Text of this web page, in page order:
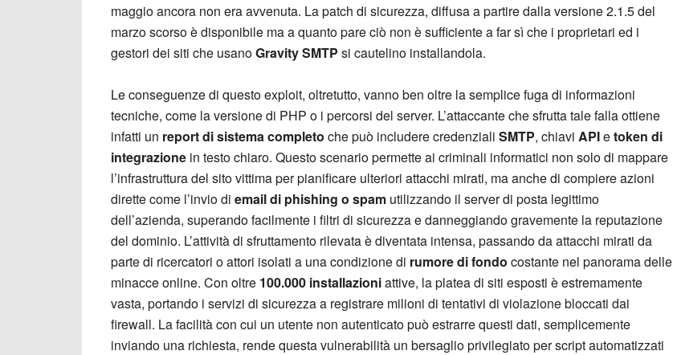
maggio ancora non era avvenuta. La patch di sicurezza, diffusa a partire dalla versione 2.1.5 del
marzo scorso è disponibile ma a quanto pare ciò non è sufficiente a far sì che i proprietari ed i
gestori dei siti che usanoGravity SMTP si cautelino installandola.
Le conseguenze di questo exploit, oltretutto, vanno ben oltre la semplice fuga di informazioni
tecniche, come la versione di PHP o i percorsi del server. L’attaccante che sfrutta tale falla ottiene
infatti un report di sistema completo che può includere credenziali SMTP, chiavi APIetoken di
integrazione in testo chiaro. Questo scenario permette ai criminali informatici non solo di mappare
l’infrastruttura del sito vittima per pianificare ulteriori attacchi mirati, ma anche di compiere azioni
dirette come l’invio di email di phishing o spam utilizzando il server di posta legittimo
dell’azienda, superando facilmente i filtri di sicurezza e danneggiando gravemente la reputazione
del dominio. L’attività di sfruttamento rilevata è diventata intensa, passando da attacchi mirati da
parte di ricercatori o attori isolati a una condizione di rumore di fondo costante nel panorama delle
minacce online. Con oltre 100.000 installazioniattive, la platea di siti esposti è estremamente
vasta, portando i servizi di sicurezza a registrare milioni di tentativi di violazione bloccati dai
firewall. La facilità con cui un utente non autenticato può estrarre questi dati, semplicemente
inviando una richiesta, rende questa vulnerabilità un bersaglio privilegiato per script automatizzati